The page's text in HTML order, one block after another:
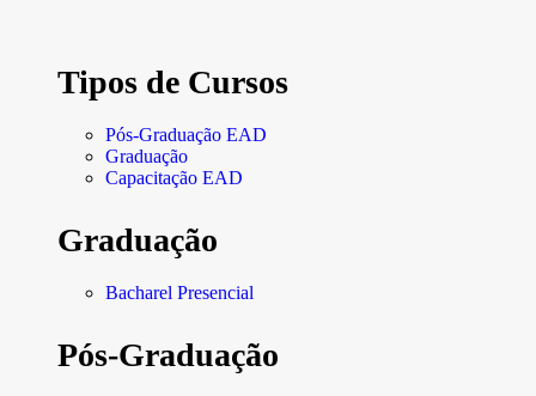
Tipos de Cursos
Pós-Graduação EAD
Graduação
Capacitação EAD
Graduação
Bacharel Presencial
Pós-Graduação